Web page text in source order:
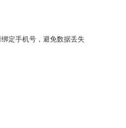
定手机号，避免数据丢失